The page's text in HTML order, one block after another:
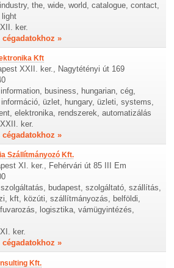
the, wide, world, catalogue, contact,
light
ker.
»
Kft
XXII. ker., Nagytétényi út 169
business, hungarian, cég,
információ, üzlet, hungary, üzleti, systems,
elektronika, rendszerek, automatizálás
ker.
»
Szállítmányozó Kft.
XI. ker., Fehérvári út 85 III Em
budapest, szolgáltató, szállítás,
kft, közúti, szállítmányozás, belföldi,
logisztika, vámügyintézés,
ker.
»
Kft.